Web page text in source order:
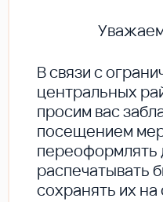
В cвязи с
центральных
просим вас
посещением
переоформлять
распечатывать
сохранять их